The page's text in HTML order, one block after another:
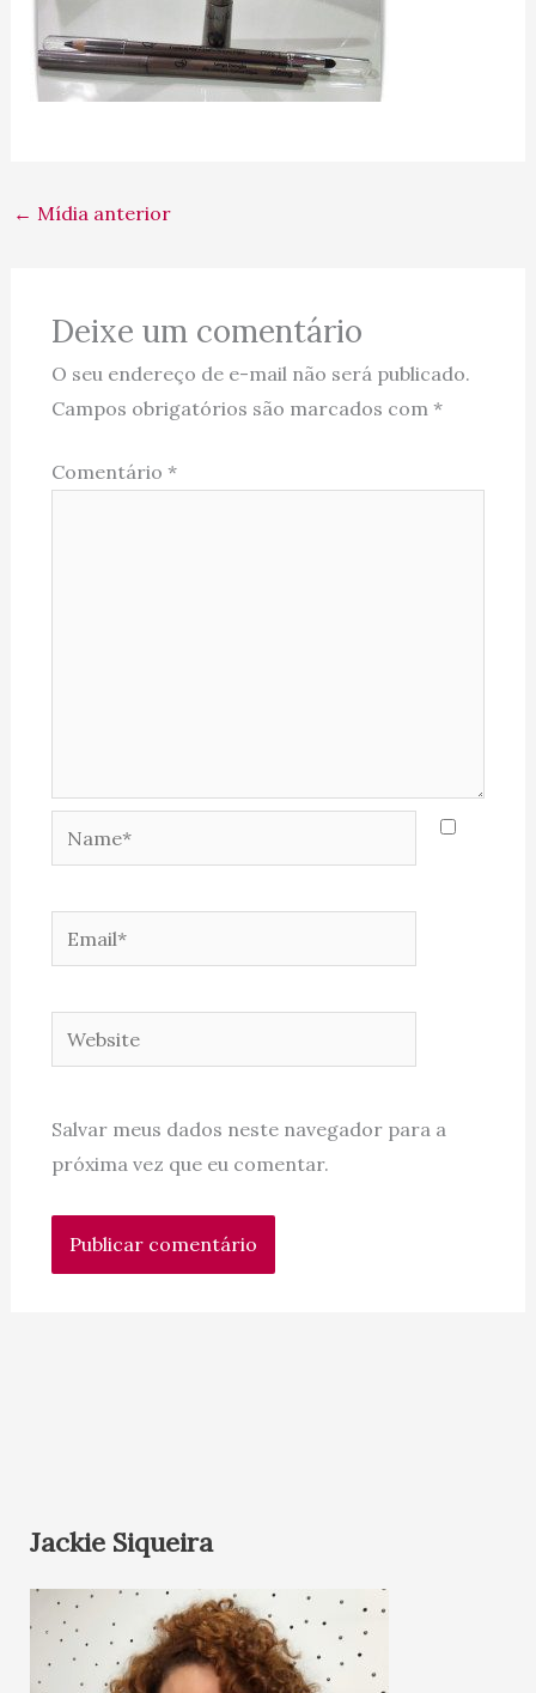
← Mídia anterior
Deixe um comentário
O seu endereço de e-mail não será publicado.
Campos obrigatórios são marcados com *
Comentário *
Name*
Email*
Website
Salvar meus dados neste navegador para a
próxima vez que eu comentar.
Jackie Siqueira